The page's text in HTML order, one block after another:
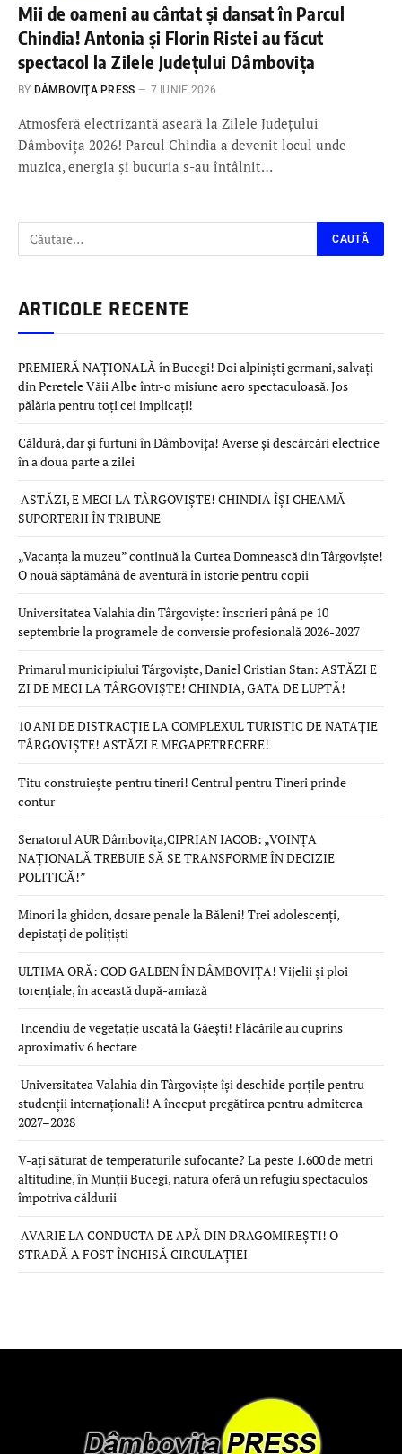
Mii de oameni au cântat și dansat în Parcul
Chindia! Antonia și Florin Ristei au făcut
spectacol la Zilele Județului Dâmbovița
BY DÂMBOVIŢA PRESS 7 IUNIE 2026
Atmosferă electrizantă aseară la Zilele Județului
Dâmbovița 2026! Parcul Chindia a devenit locul unde
muzica, energia și bucuria s-au întâlnit…
ARTICOLE RECENTE
PREMIERĂ NAȚIONALĂ în Bucegi! Doi alpiniști germani, salvați
din Peretele Văii Albe într-o misiune aero spectaculoasă. Jos
pălăria pentru toți cei implicați!
Căldură, dar și furtuni în Dâmbovița! Averse și descărcări electrice
în a doua parte a zilei
ASTĂZI, E MECI LA TÂRGOVIȘTE! CHINDIA ÎȘI CHEAMĂ
SUPORTERII ÎN TRIBUNE
„Vacanța la muzeu” continuă la Curtea Domnească din Târgoviște!
O nouă săptămână de aventură în istorie pentru copii
Universitatea Valahia din Târgoviște: înscrieri până pe 10
septembrie la programele de conversie profesională 2026-2027
Primarul municipiului Târgoviște, Daniel Cristian Stan: ASTĂZI E
ZI DE MECI LA TÂRGOVIȘTE! CHINDIA, GATA DE LUPTĂ!
10 ANI DE DISTRACȚIE LA COMPLEXUL TURISTIC DE NATAȚIE
TÂRGOVIȘTE! ASTĂZI E MEGAPETRECERE!
Titu construiește pentru tineri! Centrul pentru Tineri prinde
contur
Senatorul AUR Dâmbovița,CIPRIAN IACOB: „VOINȚA
NAȚIONALĂ TREBUIE SĂ SE TRANSFORME ÎN DECIZIE
POLITICĂ!”
Minori la ghidon, dosare penale la Băleni! Trei adolescenți,
depistați de polițiști
ULTIMA ORĂ: COD GALBEN ÎN DÂMBOVIȚA! Vijelii și ploi
torențiale, în această după-amiază
Incendiu de vegetație uscată la Găești! Flăcările au cuprins
aproximativ 6 hectare
Universitatea Valahia din Târgoviște își deschide porțile pentru
studenții internaționali! A început pregătirea pentru admiterea
2027–2028
V-ați săturat de temperaturile sufocante? La peste 1.600 de metri
altitudine, în Munții Bucegi, natura oferă un refugiu spectaculos
împotriva căldurii
AVARIE LA CONDUCTA DE APĂ DIN DRAGOMIREȘTI! O
STRADĂ A FOST ÎNCHISĂ CIRCULAȚIEI